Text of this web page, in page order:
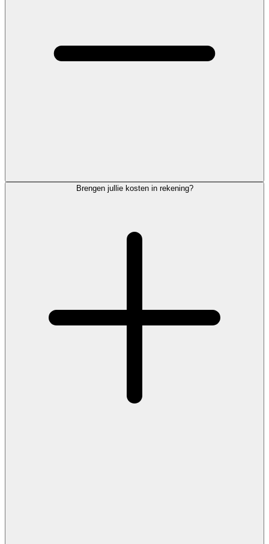
Brengen jullie kosten in rekening?